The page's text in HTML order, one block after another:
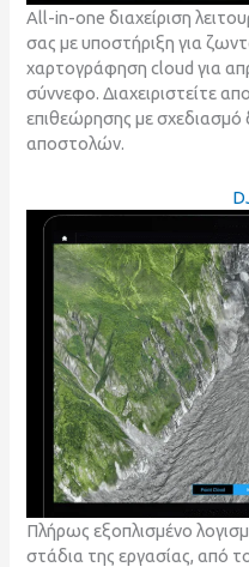
All-in-one διαχείριση
σας με υποστήριξη για
χαρτογράφηση cloud για
σύννεφο. Διαχειριστείτε
επιθεώρησης με σχεδιασμό
αποστολών.
Πλήρως εξοπλισμένο
στάδια της εργασίας, από